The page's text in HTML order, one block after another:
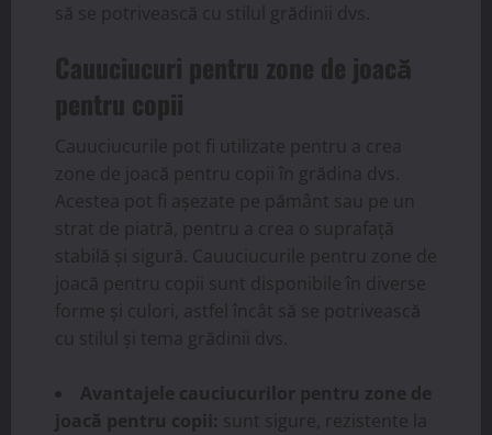
să se potrivească cu stilul grădinii dvs.
Cauuciucuri pentru zone de joacă
pentru copii
Cauuciucurile pot fi utilizate pentru a crea
zone de joacă pentru copii în grădina dvs.
Acestea pot fi așezate pe pământ sau pe un
strat de piatră, pentru a crea o suprafață
stabilă și sigură. Cauuciucurile pentru zone de
joacă pentru copii sunt disponibile în diverse
forme și culori, astfel încât să se potrivească
cu stilul și tema grădinii dvs.
Avantajele cauciucurilor pentru zone de
joacă pentru copii: sunt sigure, rezistente la